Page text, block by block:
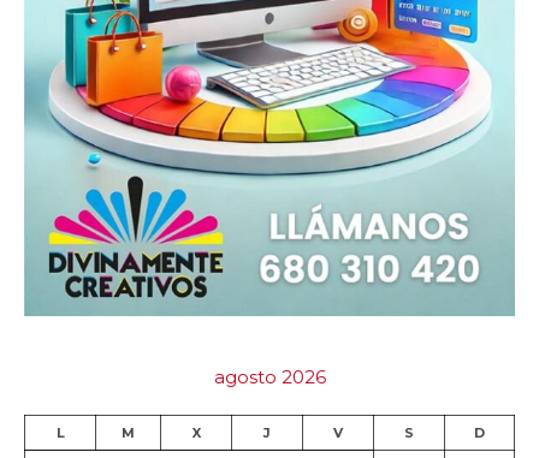
agosto 2026
L M X J V S D